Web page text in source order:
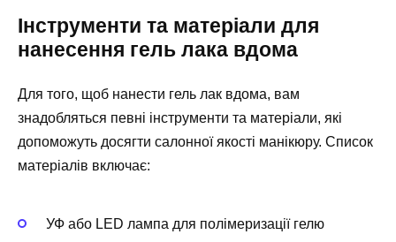
Інструменти та матеріали для
нанесення гель лака вдома
Для того, щоб нанести гель лак вдома, вам
знадобляться певні інструменти та матеріали, які
допоможуть досягти салонної якості манікюру. Список
матеріалів включає:
УФ або LED лампа для полімеризації гелю